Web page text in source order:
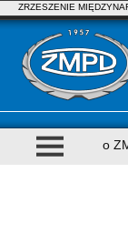
ZRZESZENIE
o